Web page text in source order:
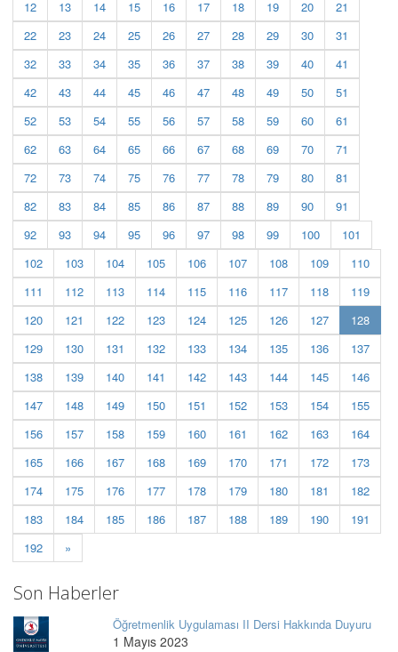
12 13 14 15 16 17 18 19 20
21
22
23 24 25 26 27 28 29 30
31
32
33 34 35 36 37 38 39 40
41
42
43 44 45 46 47 48 49 50
51
52
53 54 55 56 57 58 59 60
61
62
63 64 65 66 67 68 69 70
71
72
73 74 75 76 77 78 79 80
81
82
83 84 85 86 87 88 89 90
91
92
93 94 95 96 97 98 99 100
101
102
103 104 105 106 107 108 109
110
111
112 113 114 115 116 117 118
119
120
121 122 123 124 125 126 127 128
129
130 131 132 133 134 135 136
137
138
139 140 141 142 143 144 145
146
147
148 149 150 151 152 153 154
155
156
157 158 159 160 161 162 163
164
165
166 167 168 169 170 171 172
173
174
175 176 177 178 179 180 181
182
183
184 185 186 187 188 189 190
191
192
»
Son Haberler
Öğretmenlik Uygulaması II Dersi Hakkında Duyuru
1 Mayıs 2023